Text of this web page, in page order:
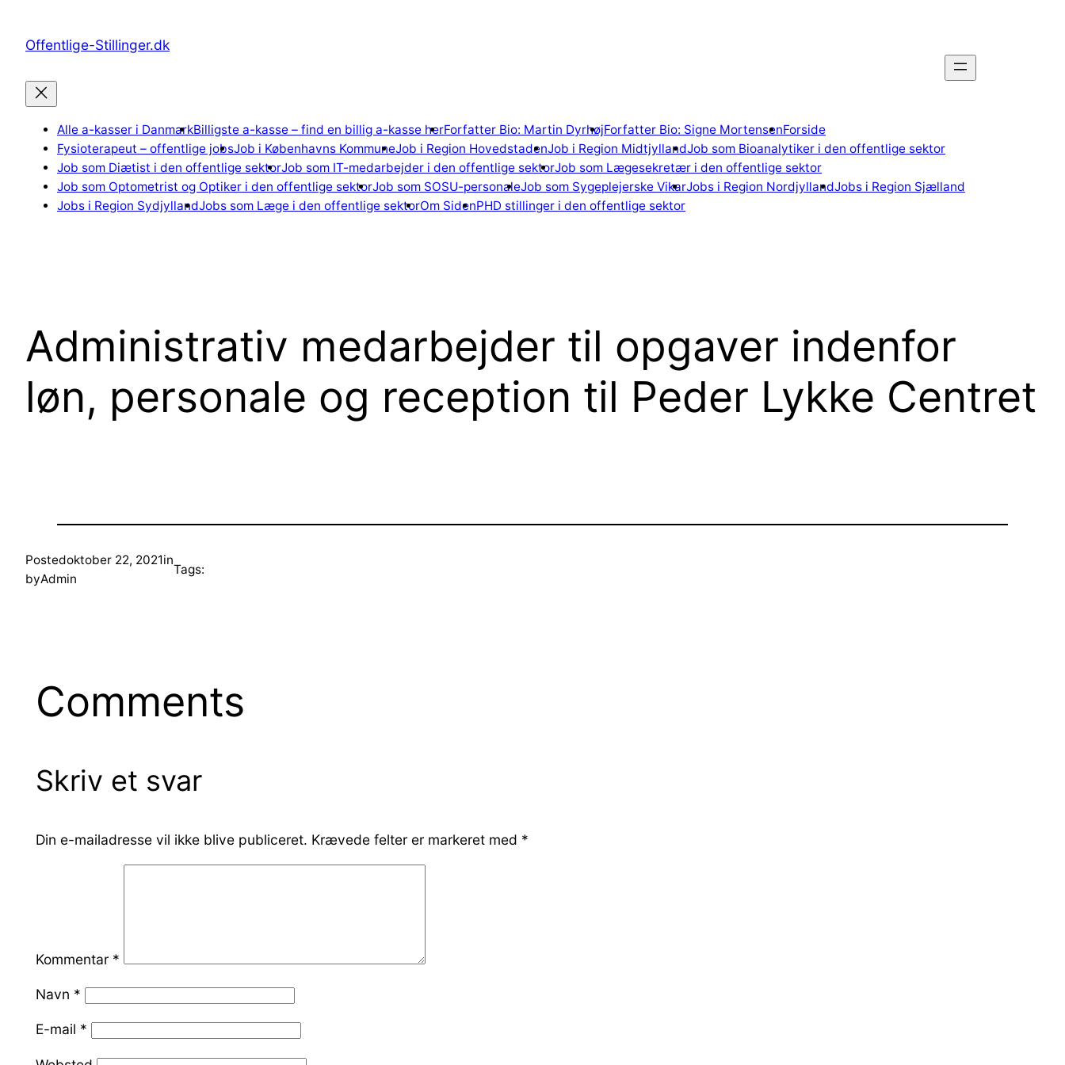
indholdOffentlige-Stillinger.dk
Alle a-kasser i DanmarkBilligste a-kasse – find en billig a-kasse herForfatter Bio: Martin DyrhøjForfatter Bio: Signe MortensenForside
Fysioterapeut – offentlige jobsJob i Københavns KommuneJob i Region HovedstadenJob i Region MidtjyllandJob som Bioanalytiker i den offentlige sektor
Job som Diætist i den offentlige sektorJob som IT-medarbejder i den offentlige sektorJob som Lægesekretær i den offentlige sektor
Job som Optometrist og Optiker i den offentlige sektorJob som SOSU-personaleJob som Sygeplejerske VikarJobs i Region NordjyllandJobs i Region Sjælland
Jobs i Region SydjyllandJobs som Læge i den offentlige sektorOm SidenPHD stillinger i den offentlige sektor
Administrativ medarbejder til opgaver indenfor
løn, personale og reception til Peder Lykke Centret
Postedoktober 22, 2021in
byAdmin
Tags:
Comments
Skriv et svar
Din e-mailadresse vil ikke blive publiceret. Krævede felter er markeret med *
Kommentar *
Navn *
E-mail *